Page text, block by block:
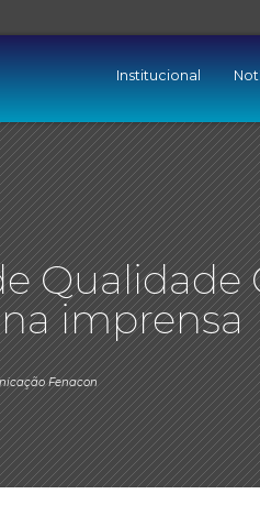
Institucional
Qualidade
imprensa
Fenacon